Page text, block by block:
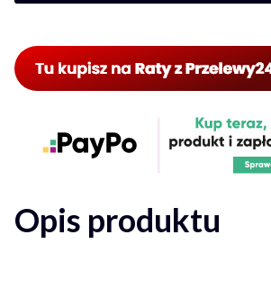
Opis produktu